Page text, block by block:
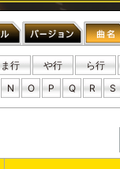
ま行 や行 ら行
N O P Q R S